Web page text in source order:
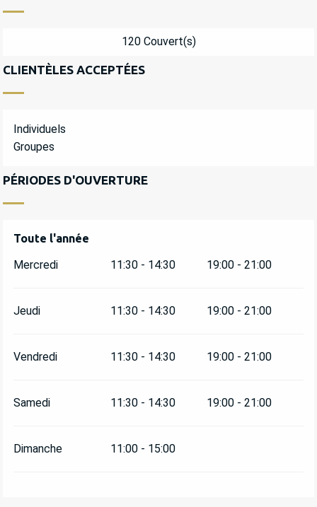
120 Couvert(s)
CLIENTÈLES ACCEPTÉES
Individuels
Groupes
PÉRIODES D'OUVERTURE
Toute l'année
Toute l'année
Mercredi 11:30 - 14:30 19:00 - 21:00
Jeudi 11:30 - 14:30 19:00 - 21:00
Vendredi 11:30 - 14:30 19:00 - 21:00
Samedi 11:30 - 14:30 19:00 - 21:00
Dimanche 11:00 - 15:00